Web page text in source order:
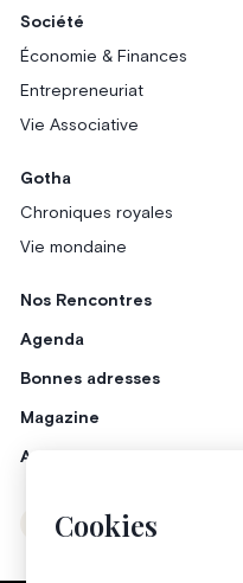
Cookies
Société
Économie & Finances
Entrepreneuriat
Vie Associative
Gotha
Chroniques royales
Vie mondaine
Nos Rencontres
Agenda
Bonnes adresses
Magazine
Annonceurs
Instagram